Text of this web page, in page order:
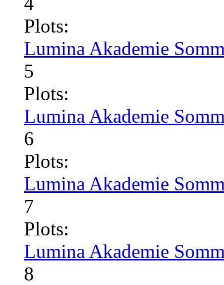
Plots:
Lumina Akademie
5
Plots:
Lumina Akademie
6
Plots:
Lumina Akademie
7
Plots:
Lumina Akademie
8